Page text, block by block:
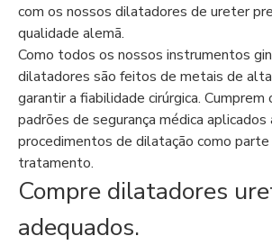
com os nossos dilatadores de ureter
qualidade alemã.
Como todos os nossos instrumentos
dilatadores são feitos de metais de
garantir a fiabilidade cirúrgica. Cumprem
padrões de segurança médica aplicados
procedimentos de dilatação como parte
tratamento.
Compre dilatadores
adequados.